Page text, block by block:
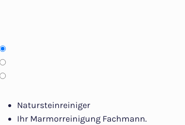
Natursteinreiniger
Ihr Marmorreinigung Fachmann.